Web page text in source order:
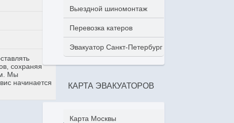
сохраняя
Мы
начинается
Выездной шиномонтаж
Перевозка катеров
Эвакуатор Санкт-Петербург
КАРТА ЭВАКУАТОРОВ
Карта Москвы